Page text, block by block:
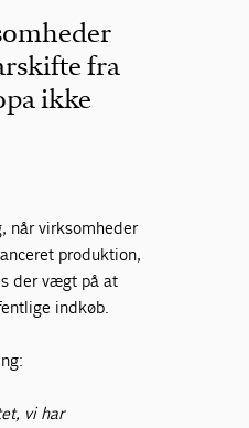
fra
ikke
når virksomheder
produktion,
der vægt på at
indkøb.
vi har